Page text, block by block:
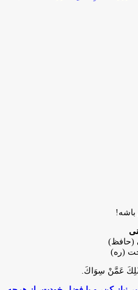
(حافظ)
(ره)
عَمَّنْ سِوَاكَ‏.